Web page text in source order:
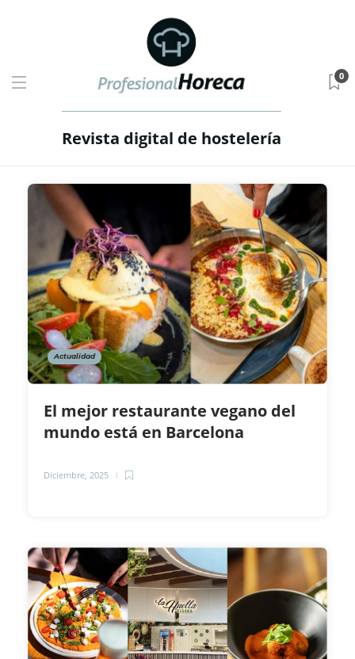
Revista digital de hostelería
0
Actualidad
El mejor restaurante vegano del
mundo está en Barcelona
Diciembre, 2025